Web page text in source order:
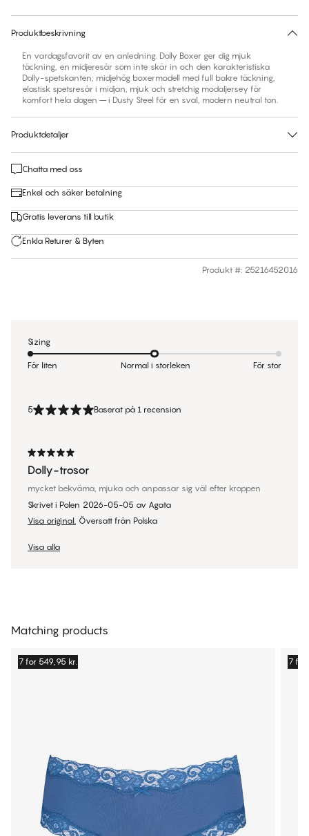
Produktbeskrivning
En vardagsfavorit av en anledning. Dolly Boxer ger dig mjuk
täckning, en midjeresår som inte skär in och den karakteristiska
Dolly-spetskanten; midjehög boxermodell med full bakre täckning,
elastisk spetsresår i midjan, mjuk och stretchig modaljersey för
komfort hela dagen – i Dusty Steel för en sval, modern neutral ton.
Produktdetaljer
Chatta med oss
Enkel och säker betalning
Gratis leverans till butik
Enkla Returer & Byten
Produkt #: 25216452016
5 Baserat på 1 recension
Dolly-trosor
mycket bekväma, mjuka och anpassar sig väl efter kroppen
Skrivet i Polen 2026-05-05 av Agata
Visa original. Översatt från Polska
Visa alla
Sizing
För liten Normal i storleken För stor
Matching products
7 for 549,95 kr. 7 for